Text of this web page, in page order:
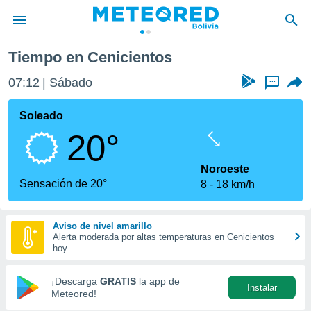
de
ha
calidad.
a este
las
y
forma
digital
basada
Tiempo en Cenicientos
07:12 Sábado ...
Soleado
20°
Sensación de 20°
Noroeste
8
18 km/h
Aviso de nivel amarillo
Alerta moderada por altas temperaturas en Cenicientos
hoy
¡Descarga GRATIS la app de
Meteored!
Instalar